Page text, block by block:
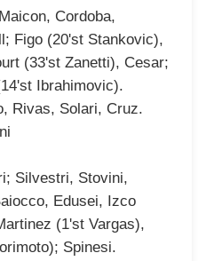
Cordoba,
Figo (20'st Stankovic),
(33'st Zanetti), Cesar;
Ibrahimovic).
Rivas, Solari, Cruz.
Silvestri, Stovini,
Edusei, Izco
(1'st Vargas),
Spinesi.